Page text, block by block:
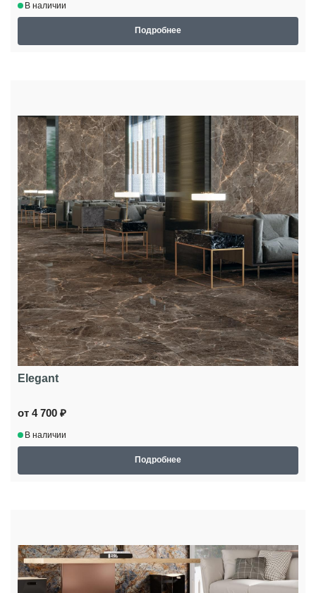
В наличии
Подробнее
Elegant
от 4 700 ₽
В наличии
Подробнее